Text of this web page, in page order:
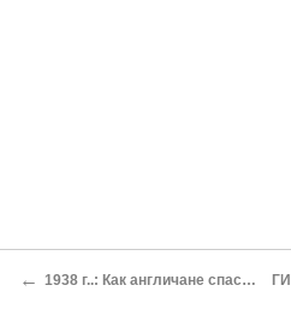
← 1938 г..: Как англичане спасли Гитлера от прусских генералов